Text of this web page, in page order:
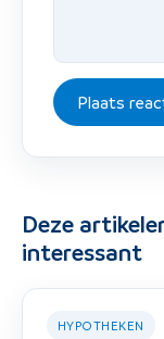
Plaats
Deze
interessant
HYPOTHEKEN